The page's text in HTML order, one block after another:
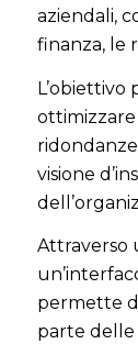
aziendali,
finanza, le
L’obiettivo
ottimizzare
visione
Attraverso
permette
parte delle